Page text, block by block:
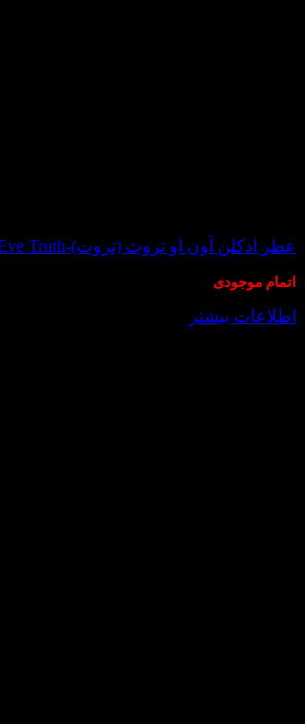
عطر ادکلن آون او تروث (تروت)-Avon Eve Truth
اتمام موجودی
اطلاعات بیشتر